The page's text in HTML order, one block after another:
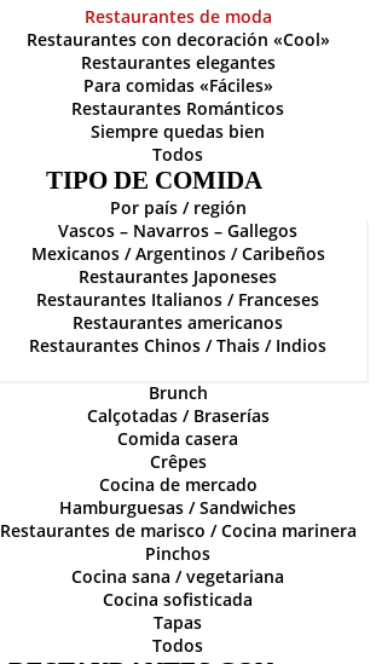
Restaurantes de moda
Restaurantes con decoración «Cool»
Restaurantes elegantes
Para comidas «Fáciles»
Restaurantes Románticos
Siempre quedas bien
Todos
TIPO DE COMIDA
Por país / región
Vascos – Navarros – Gallegos
Mexicanos / Argentinos / Caribeños
Restaurantes Japoneses
Restaurantes Italianos / Franceses
Restaurantes americanos
Restaurantes Chinos / Thais / Indios
Brunch
Calçotadas / Braserías
Comida casera
Crêpes
Cocina de mercado
Hamburguesas / Sandwiches
Restaurantes de marisco / Cocina marinera
Pinchos
Cocina sana / vegetariana
Cocina sofisticada
Tapas
Todos